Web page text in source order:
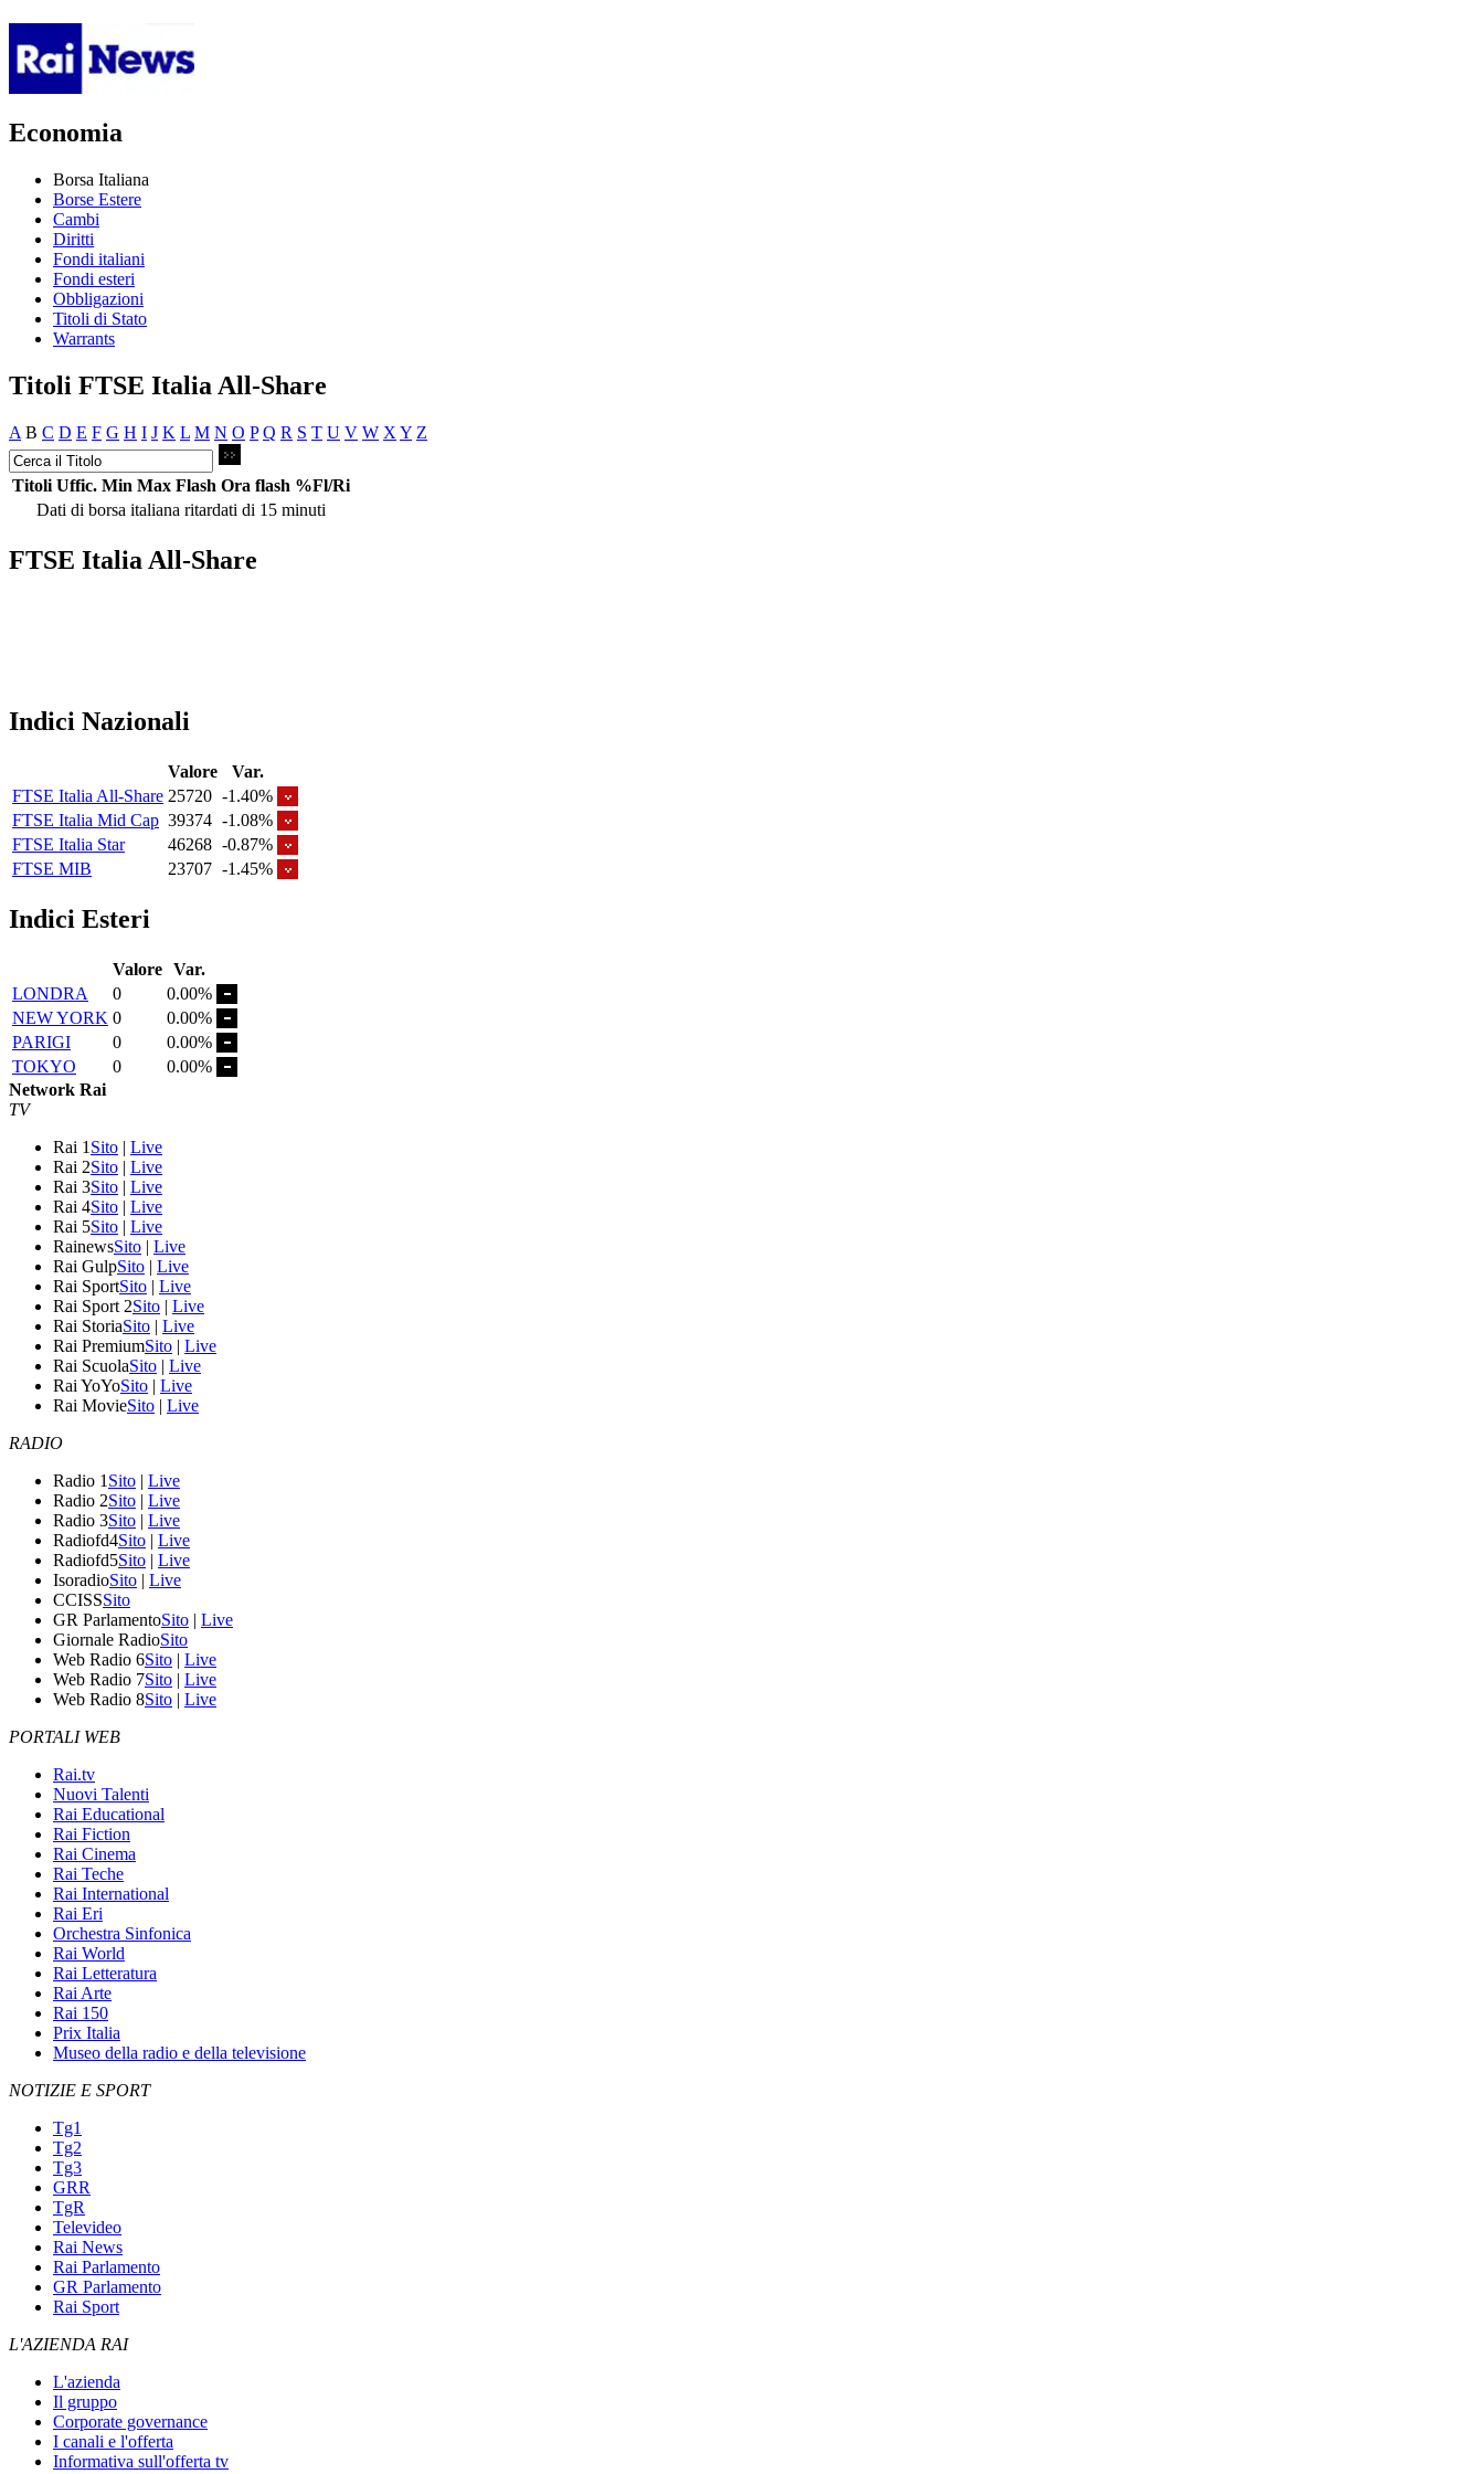
Economia
Borsa Italiana
Borse Estere
Cambi
Diritti
Fondi italiani
Fondi esteri
Obbligazioni
Titoli di Stato
Warrants
Titoli FTSE Italia All-Share
A B C D E F G H I J K L M N O P Q R S T U V W X Y Z
Titoli Uffic. Min Max Flash Ora flash %Fl/Ri
Dati di borsa italiana ritardati di 15 minuti
FTSE Italia All-Share
Indici Nazionali
Valore
Var.
FTSE Italia All-Share 25720 -1.40%
FTSE Italia Mid Cap 39374 -1.08%
FTSE Italia Star
46268 -0.87%
FTSE MIB
23707 -1.45%
Indici Esteri
Valore Var.
LONDRA
0
0.00%
NEW YORK 0
0.00%
PARIGI
0
0.00%
TOKYO
0
0.00%
Network Rai
TV
Rai 1 Sito | Live
Rai 2Sito | Live
Rai 3Sito | Live
Rai 4Sito | Live
Rai 5Sito | Live
RainewsSito | Live
Rai GulpSito | Live
Rai SportSito | Live
Rai Sport 2Sito | Live
Rai StoriaSito | Live
Rai PremiumSito | Live
Rai ScuolaSito | Live
Rai YoYoSito | Live
Rai MovieSito | Live
RADIO
Radio 1 Sito | Live
Radio 2Sito | Live
Radio 3Sito | Live
Radiofd4Sito | Live
Radiofd5Sito | Live
IsoradioSito | Live
CCISSSito
GR ParlamentoSito | Live
Giornale RadioSito
Web Radio 6Sito | Live
Web Radio 7Sito | Live
Web Radio 8Sito | Live
PORTALI WEB
Rai.tv
Nuovi Talenti
Rai Educational
Rai Fiction
Rai Cinema
Rai Teche
Rai International
Rai Eri
Orchestra Sinfonica
Rai World
Rai Letteratura
Rai Arte
Rai 150
Prix Italia
Museo della radio e della televisione
NOTIZIE E SPORT
Tg1
Tg2
Tg3
GRR
TgR
Televideo
Rai News
Rai Parlamento
GR Parlamento
Rai Sport
L'AZIENDA RAI
L'azienda
Il gruppo
Corporate governance
I canali e l'offerta
Informativa sull'offerta tv